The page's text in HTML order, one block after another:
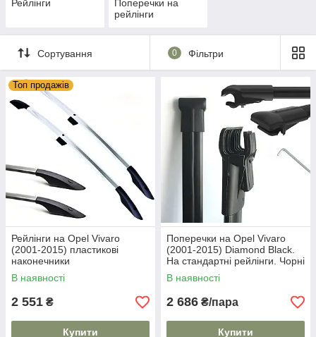
Рейлінги
Поперечки на
рейлінги
Сортування 0 Фільтри
Топ продажів
Рейлінги на Opel Vivaro
(2001-2015) пластикові
наконечники
В наявності
2 551 ₴
Купити
Поперечки на Opel Vivaro
(2001-2015) Diamond Black.
На стандартні рейлінги. Чорні
В наявності
2 686 ₴/пара
Купити